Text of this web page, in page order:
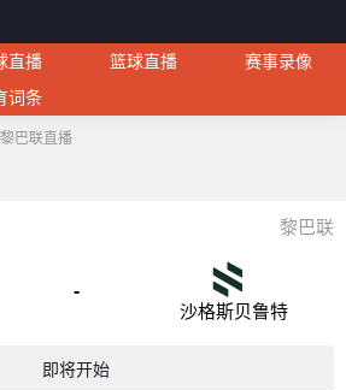
直播 篮球直播
赛事录像
词条
黎巴联直播
黎巴联
-
沙格斯贝鲁特
即将开始